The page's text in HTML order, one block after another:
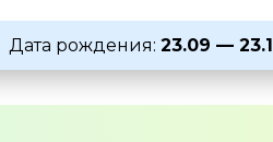
Дата рождения: 23.09 —